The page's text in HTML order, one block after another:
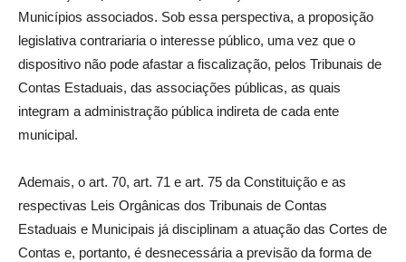
Municípios associados. Sob essa perspectiva, a proposição
legislativa contrariaria o interesse público, uma vez que o
dispositivo não pode afastar a fiscalização, pelos Tribunais de
Contas Estaduais, das associações públicas, as quais
integram a administração pública indireta de cada ente
municipal.
Ademais, o art. 70, art. 71 e art. 75 da Constituição e as
respectivas Leis Orgânicas dos Tribunais de Contas
Estaduais e Municipais já disciplinam a atuação das Cortes de
Contas e, portanto, é desnecessária a previsão da forma de